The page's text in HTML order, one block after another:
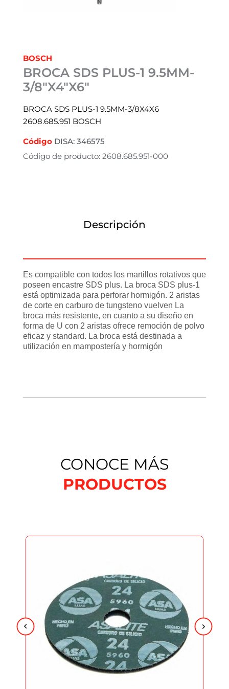
BOSCH
BROCA SDS PLUS-1 9.5MM-
3/8″X4″X6″
BROCA SDS PLUS-1 9.5MM-3/8X4X6
2608.685.951 BOSCH
Código DISA: 346575
Código de producto: 2608.685.951-000
Descripción
Es compatible con todos los martillos rotativos que
poseen encastre SDS plus. La broca SDS plus-1
está optimizada para perforar hormigón. 2 aristas
de corte en carburo de tungsteno vuelven La
broca más resistente, en cuanto a su diseño en
forma de U con 2 aristas ofrece remoción de polvo
eficaz y standard. La broca está destinada a
utilización en mampostería y hormigón
CONOCE MÁS
PRODUCTOS